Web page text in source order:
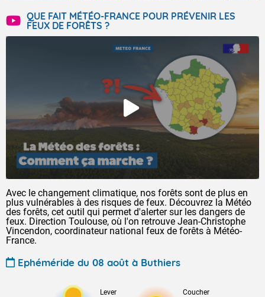
QUE FAIT MÉTÉO-FRANCE POUR PRÉVENIR LES
FEUX DE FORÊTS ?
Avec le changement climatique, nos forêts sont de plus en
plus vulnérables à des risques de feux. Découvrez la Météo
des forêts, cet outil qui permet d'alerter sur les dangers de
feux. Direction Toulouse, où l'on retrouve Jean-Christophe
Vincendon, coordinateur national feux de forêts à Météo-
France.
Ephéméride du 08 août à Buthiers
Lever Coucher